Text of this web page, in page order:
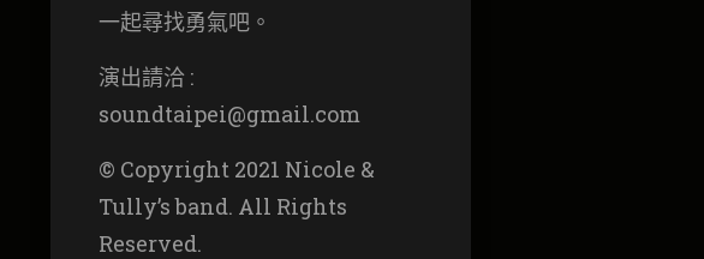
一起尋找勇氣吧。
演出請洽 :
soundtaipei@gmail.com
© Copyright 2021 Nicole &
Tully’s band. All Rights
Reserved.